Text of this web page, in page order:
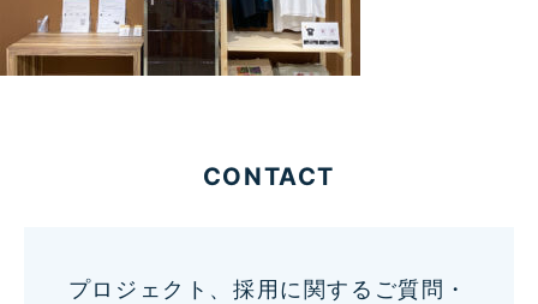
CONTACT
プロジェクト、採用に関するご質問・